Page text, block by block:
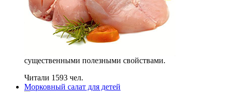
существенными полезными свойствами.
Читали 1593 чел.
Морковный салат для детей